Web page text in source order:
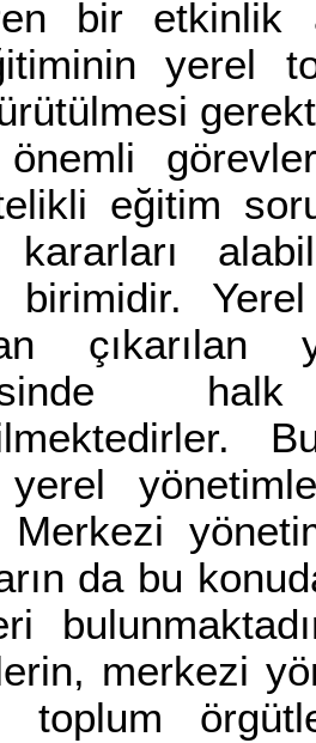
bir etkinlik
yerel
önemli
eğitim
kararları
birimidir.
çıkarılan
Merkezi
da bu
merkezi
toplum